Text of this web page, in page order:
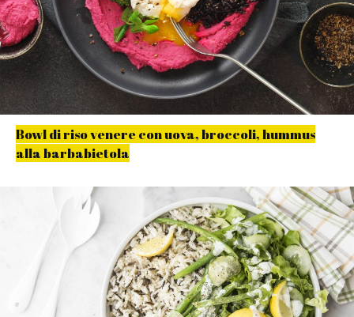
Bowl di riso venere con uova, broccoli, hummus
alla barbabietola